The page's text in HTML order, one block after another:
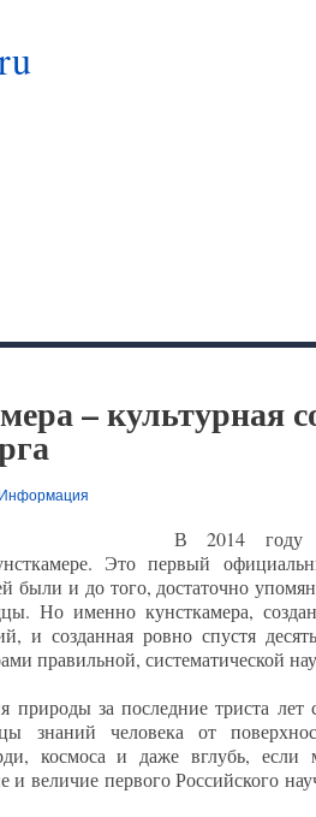
– культурная
Информация
В 2014 году
Это первый
были и до того, достаточно
Но именно кунсткамера,
и созданная ровно спустя
правильной, систематической
природы за последние триста лет
знаний человека от
космоса и даже вглубь, если
и величие первого Российского